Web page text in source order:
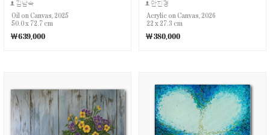
김남숙
Oil on Canvas, 2025
50.0 x 72.7 cm
￦639,000
안진경
Acrylic on Canvas, 2026
22 x 27.3 cm
￦380,000